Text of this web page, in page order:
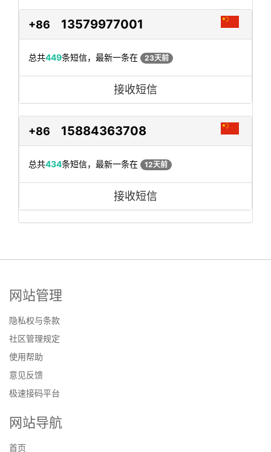
+86 13579977001
总共449条短信，最新一条在 23天前
接收短信
+86 15884363708
总共434条短信，最新一条在 12天前
接收短信
网站管理
隐私权与条款
社区管理规定
使用帮助
意见反馈
极速接码平台
网站导航
首页